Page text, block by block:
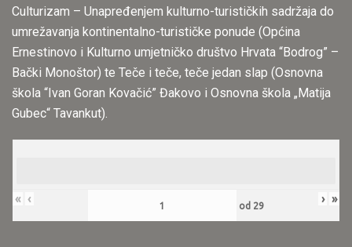
Culturizam – Unapređenjem kulturno-turističkih sadržaja do
umrežavanja kontinentalno-turističke ponude (Općina
Ernestinovo i Kulturno umjetničko društvo Hrvata “Bodrog” –
Bački Monoštor​) te Teče i teče, teče jedan slap (Osnovna
škola “Ivan Goran Kovačić” Đakovo i Osnovna škola „Matija
Gubec“ Tavankut).
« ‹ od 29 › »